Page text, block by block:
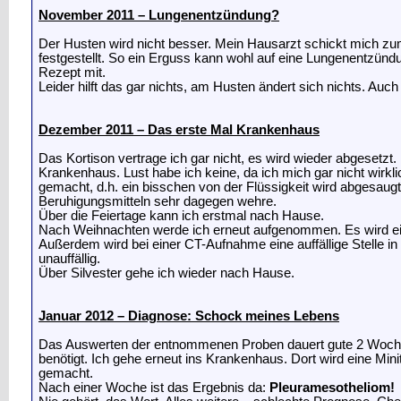
November 2011 – Lungenentzündung?
Der Husten wird nicht besser. Mein Hausarzt schickt mich
festgestellt. So ein Erguss kann wohl auf eine
Rezept mit.
Leider hilft das gar nichts, am Husten ändert sich nichts.
Dezember 2011 – Das erste Mal Krankenhaus
Das Kortison vertrage ich gar nicht, es wird wieder
Krankenhaus. Lust habe ich keine, da ich mich gar nicht
gemacht, d.h. ein bisschen von der Flüssigkeit wird
Beruhigungsmitteln sehr dagegen wehre.
Über die Feiertage kann ich erstmal nach Hause.
Nach Weihnachten werde ich erneut aufgenommen. Es wird
Außerdem wird bei einer CT-Aufnahme eine auffällige Stelle
unauffällig.
Über Silvester gehe ich wieder nach Hause.
Januar 2012 – Diagnose: Schock meines Lebens
Das Auswerten der entnommenen Proben dauert gute 2
benötigt. Ich gehe erneut ins Krankenhaus. Dort wird eine
gemacht.
Nach einer Woche ist das Ergebnis da: Pleuramesotheliom!